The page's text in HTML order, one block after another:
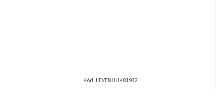
Kód: LEVENHUK81932